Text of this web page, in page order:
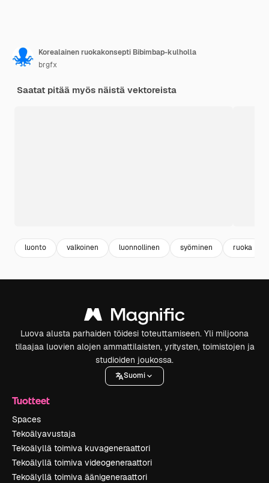
Korealainen ruokakonsepti Bibimbap-kulholla
brgfx
Saatat pitää myös näistä vektoreista
luonto valkoinen luonnollinen syöminen ruoka
Luova alusta parhaiden töidesi toteuttamiseen. Yli miljoona
tilaajaa luovien alojen ammattilaisten, yritysten, toimistojen ja
studioiden joukossa.
Suomi
Tuotteet
Spaces
Tekoälyavustaja
Tekoälyllä toimiva kuvageneraattori
Tekoälyllä toimiva videogeneraattori
Tekoälyllä toimiva äänigeneraattori